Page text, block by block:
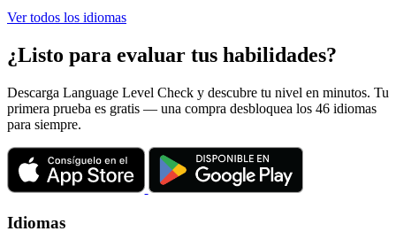
Ver todos los idiomas
¿Listo para evaluar tus habilidades?
Descarga Language Level Check y descubre tu nivel en minutos. Tu
primera prueba es gratis — una compra desbloquea los 46 idiomas
para siempre.
Idiomas